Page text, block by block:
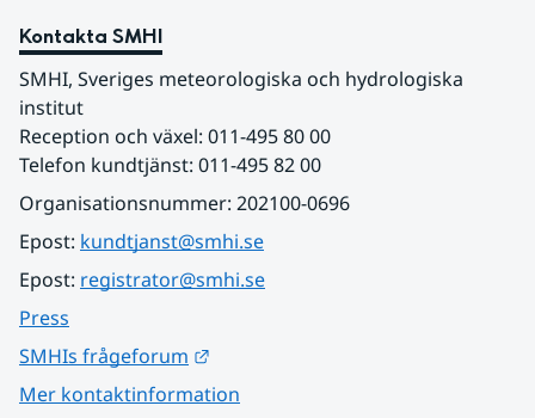
Kontakta SMHI
SMHI, Sveriges meteorologiska och hydrologiska
institut
Reception och växel: 011-495 80 00
Telefon kundtjänst: 011-495 82 00
Organisationsnummer: 202100-0696
Epost: kundtjanst@smhi.se
Epost: registrator@smhi.se
Press
SMHIs frågeforum
Mer kontaktinformation